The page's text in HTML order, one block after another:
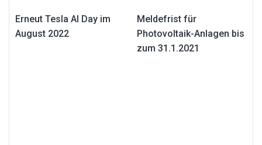
Erneut Tesla AI Day im
August 2022
Meldefrist für
Photovoltaik-Anlagen bis
zum 31.1.2021